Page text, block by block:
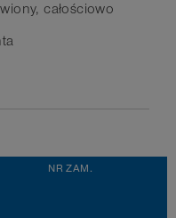
całościowo
NR ZAM.